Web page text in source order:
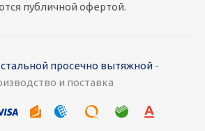
публичной офертой.
просечно вытяжной-
и поставка